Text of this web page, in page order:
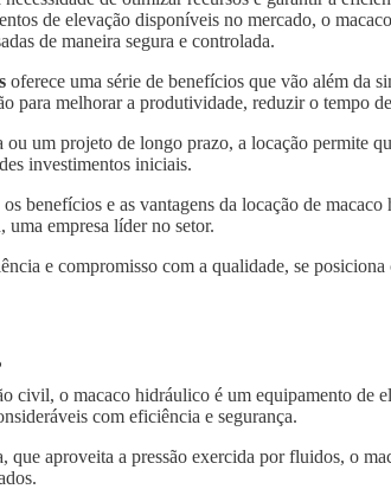
de elevação disponíveis no mercado, o
de maneira segura e controlada.
oferece uma série de benefícios que vão além da
para melhorar a produtividade, reduzir o tempo
um projeto de longo prazo, a locação permite
investimentos iniciais.
benefícios e as vantagens da locação de
empresa líder no setor.
e compromisso com a qualidade, se
civil, o macaco hidráulico é um equipamento de
com eficiência e segurança.
aproveita a pressão exercida por fluidos, o